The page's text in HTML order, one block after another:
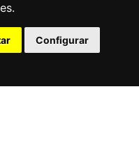
Configurar